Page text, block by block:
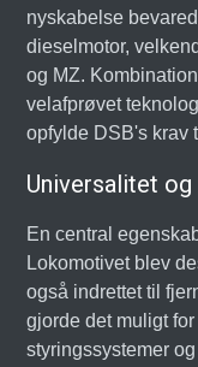
nyskabelse
dieselmotor,
og MZ.
velafprøvet
opfylde DSB's krav
Universalitet
En central
Lokomotivet blev
også indrettet til
gjorde det muligt
styringssystemer